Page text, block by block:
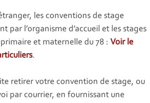
les conventions de stage
par l’organisme d’accueil et les stages
et maternelle du 78 : Voir le
.
retirer votre convention de stage, ou
par courrier, en fournissant une